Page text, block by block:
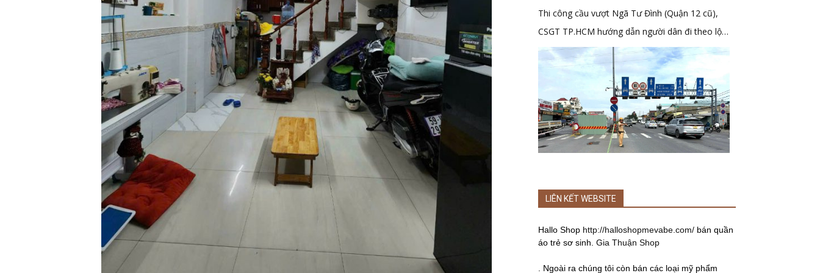
Thi công cầu vượt Ngã Tư Đình (Quận 12 cũ),
CSGT TP.HCM hướng dẫn người dân đi theo lộ
trình mới
LIÊN KẾT WEBSITE
Hallo Shop http://halloshopmevabe.com/ bán quần
áo trẻ sơ sinh. Gia Thuận Shop
. Ngoài ra chúng tôi còn bán các loại mỹ phẩm